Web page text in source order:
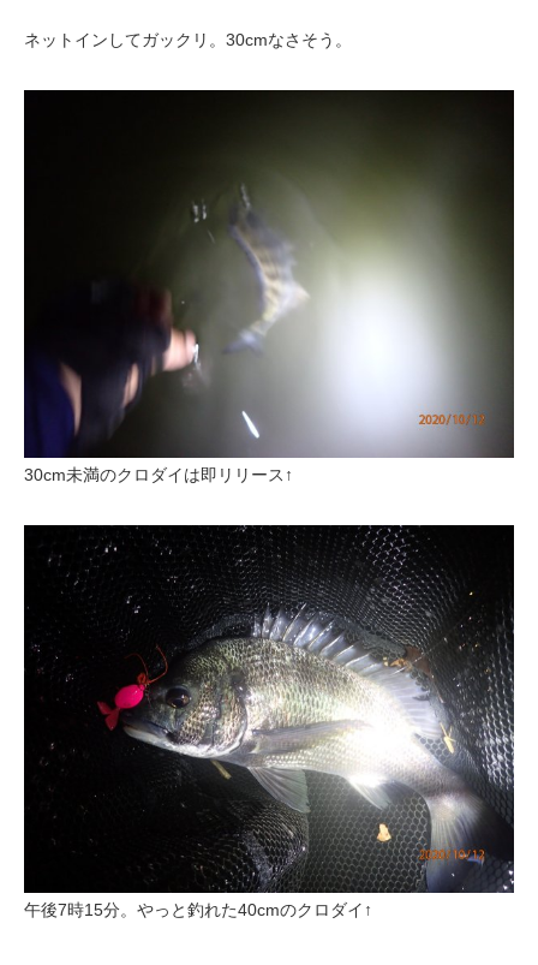
ネットインしてガックリ。30cmなさそう。
30cm未満のクロダイは即リリース↑
午後7時15分。やっと釣れた40cmのクロダイ↑